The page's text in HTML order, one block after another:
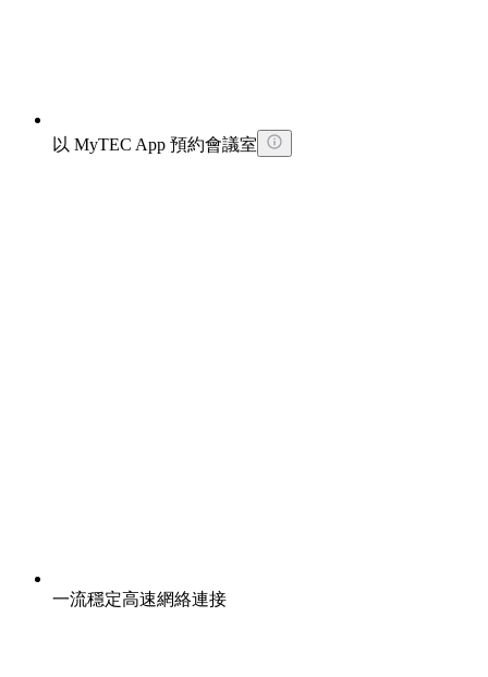
以 MyTEC App 預約會議室
一流穩定高速網絡連接